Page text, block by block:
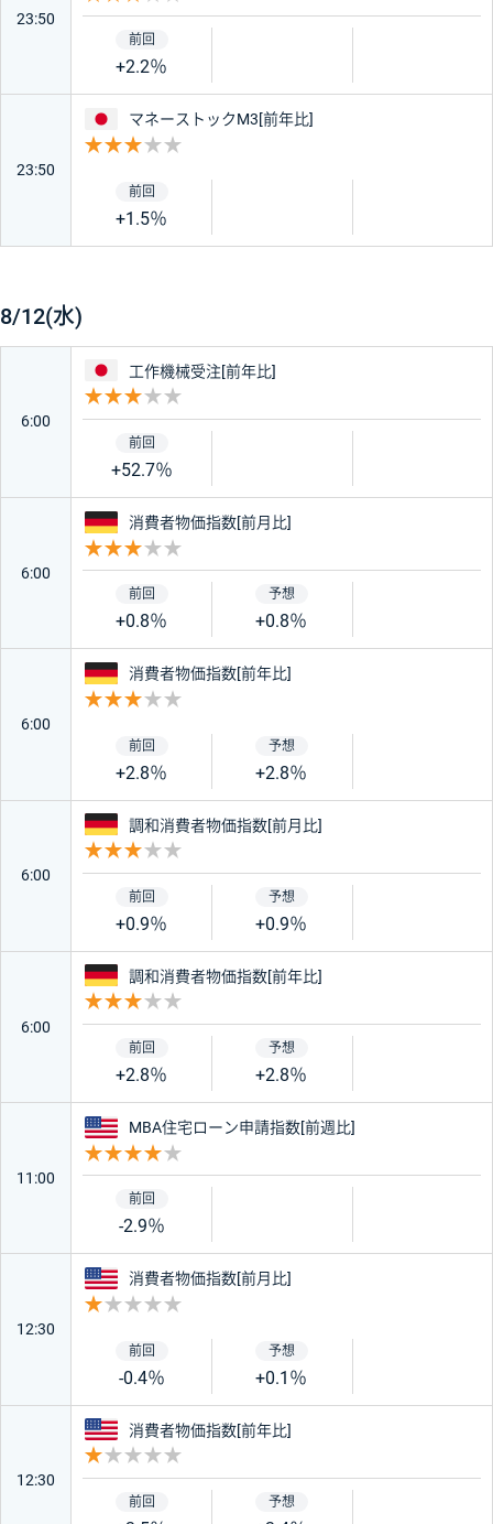
23:50
+2.2％
23:50
日本
マネーストックM3[前年比]
+1.5％
8/12(水)
6:00
日本
工作機械受注[前年比]
+52.7％
6:00
ドイツ
消費者物価指数[前月比]
+0.8％ +0.8％
6:00
ドイツ
消費者物価指数[前年比]
+2.8％ +2.8％
6:00
ドイツ
調和消費者物価指数[前月比]
+0.9％ +0.9％
6:00
ドイツ
調和消費者物価指数[前年比]
+2.8％ +2.8％
11:00
アメリカ
MBA住宅ローン申請指数[前週比]
-2.9％
12:30
アメリカ
消費者物価指数[前月比]
-0.4％ +0.1％
12:30
アメリカ
消費者物価指数[前年比]